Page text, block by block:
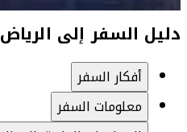
دليل السفر إلى الرياض
أفكار السفر
معلومات السفر